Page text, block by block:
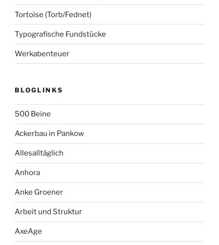
Tortoise (Torb/Fednet)
Typografische Fundstücke
Werkabenteuer
BLOGLINKS
500 Beine
Ackerbau in Pankow
Allesalltäglich
Anhora
Anke Groener
Arbeit und Struktur
AxeAge